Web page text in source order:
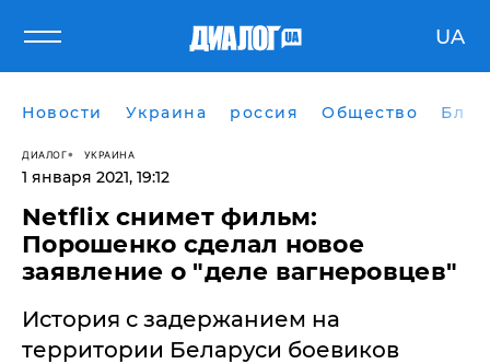
UA
Новости Украина россия Общество
ДИАЛОГ УКРАИНА
1 января 2021, 19:12
Netflix снимет фильм:
Порошенко сделал новое
заявление о "деле вагнеровцев"
История с задержанием на
территории Беларуси боевиков